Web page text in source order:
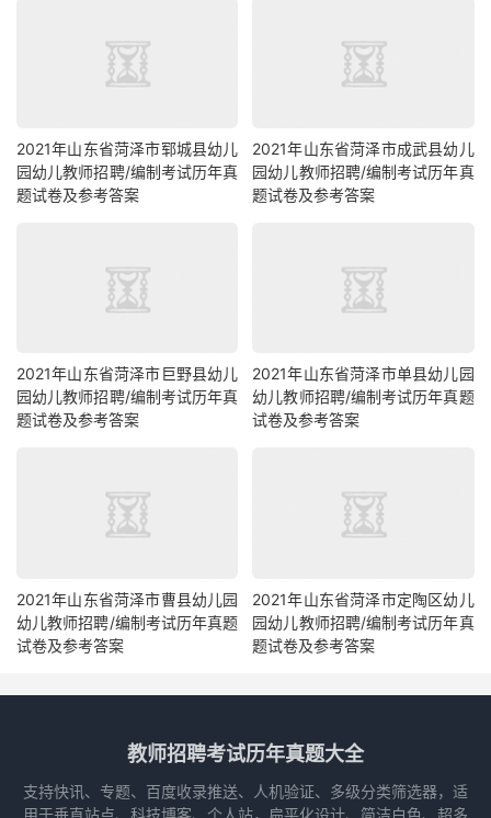
2021年山东省菏泽市郓城县幼儿
园幼儿教师招聘/编制考试历年真
题试卷及参考答案
2021年山东省菏泽市成武县幼儿
园幼儿教师招聘/编制考试历年真
题试卷及参考答案
2021年山东省菏泽市巨野县幼儿
园幼儿教师招聘/编制考试历年真
题试卷及参考答案
2021年山东省菏泽市单县幼儿园
幼儿教师招聘/编制考试历年真题
试卷及参考答案
2021年山东省菏泽市曹县幼儿园
幼儿教师招聘/编制考试历年真题
试卷及参考答案
2021年山东省菏泽市定陶区幼儿
园幼儿教师招聘/编制考试历年真
题试卷及参考答案
教师招聘考试历年真题大全
支持快讯、专题、百度收录推送、人机验证、多级分类筛选器，适
用于垂直站点、科技博客、个人站，扁平化设计、简洁白色、超多